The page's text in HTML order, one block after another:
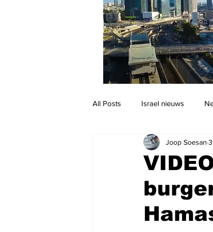
All Posts Israel nieuws
Jodendom en
Joop Soesan